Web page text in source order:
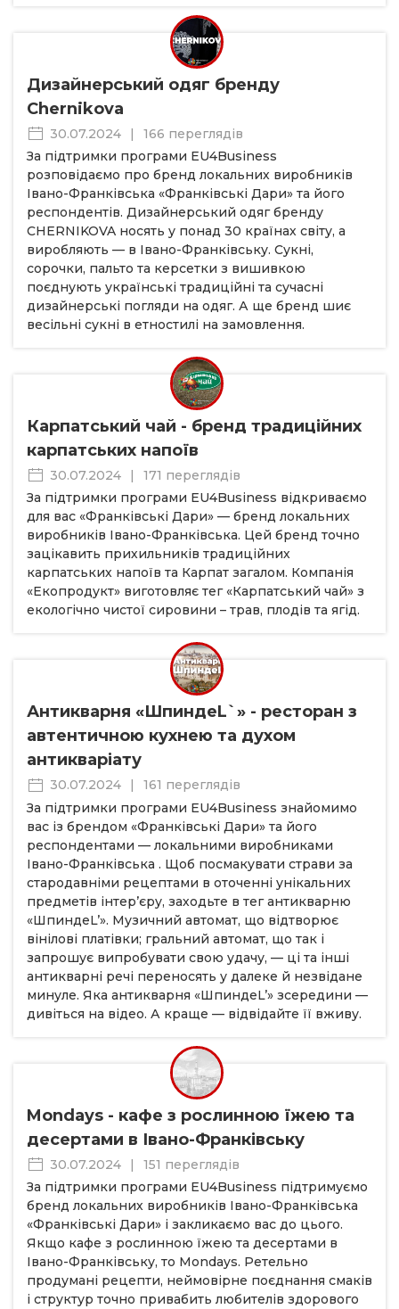
Дизайнерський одяг бренду
Chernikova
30.07.2024 |
166 переглядів
За підтримки програми EU4Business
розповідаємо про бренд локальних виробників
Івано-Франківська «Франківські Дари» та його
респондентів. Дизайнерський одяг бренду
CHERNIKOVA носять у понад 30 країнах світу, а
виробляють — в Івано-Франківську. Сукні,
сорочки, пальто та керсетки з вишивкою
поєднують українські традиційні та сучасні
дизайнерські погляди на одяг. А ще бренд шиє
весільні сукні в етностилі на замовлення.
Карпатський чай - бренд традиційних
карпатських напоїв
30.07.2024 |
171 переглядів
За підтримки програми EU4Business відкриваємо
для вас «Франківські Дари» — бренд локальних
виробників Івано-Франківська. Цей бренд точно
зацікавить прихильників традиційних
карпатських напоїв та Карпат загалом. Компанія
«Екопродукт» виготовляє тег «Карпатський чай» з
екологічно чистої сировини – трав, плодів та ягід.
Антикварня «ШпиндеL`» - ресторан з
автентичною кухнею та духом
антикваріату
30.07.2024
161 переглядів
За підтримки програми EU4Business знайомимо
вас із брендом «Франківські Дари» та його
респондентами — локальними виробниками
Івано-Франківська . Щоб посмакувати страви за
стародавніми рецептами в оточенні унікальних
предметів інтер’єру, заходьте в тег антикварню
«ШпиндеL’». Музичний автомат, що відтворює
вінілові платівки; гральний автомат, що так і
запрошує випробувати свою удачу, — ці та інші
антикварні речі переносять у далеке й незвідане
минуле. Яка антикварня «ШпиндеL’» зсередини —
дивіться на відео. А краще — відвідайте її вживу.
Mondays - кафе з рослинною їжею та
десертами в Івано-Франківську
30.07.2024 |
151 переглядів
За підтримки програми EU4Business підтримуємо
бренд локальних виробників Івано-Франківська
«Франківські Дари» і закликаємо вас до цього.
Якщо кафе з рослинною їжею та десертами в
Івано-Франківську, то Mondays. Ретельно
продумані рецепти, неймовірне поєднання смаків
і структур точно привабить любителів здорового